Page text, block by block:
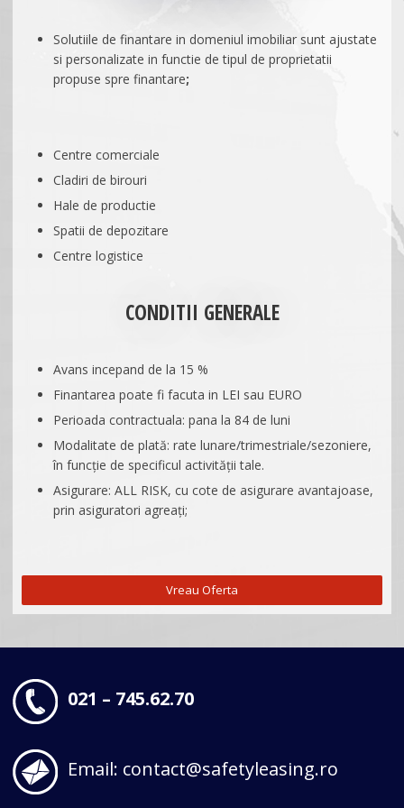
Sale & Lease Back
Condiții Generale
Vreau Ofertă
Bunuri Finanțate
Condiții Generale
Ajutoare de stat
Concurs Performanta aduce recompense
Concurs Flexibilitate fara limite!
Cariere
Știri
CONTACT
Solutiile de finantare in domeniul imobiliar sunt ajustate
si personalizate in functie de tipul de proprietatii
propuse spre finantare;
Centre comerciale
Cladiri de birouri
Hale de productie
Spatii de depozitare
Centre logistice
CONDITII GENERALE
Avans incepand de la 15 %
Finantarea poate fi facuta in LEI sau EURO
Perioada contractuala: pana la 84 de luni
Modalitate de plată: rate lunare/trimestriale/sezoniere,
în funcție de specificul activității tale.
Asigurare: ALL RISK, cu cote de asigurare avantajoase,
prin asiguratori agreați;
Vreau Oferta
021 – 745.62.70
Email: contact@safetyleasing.ro